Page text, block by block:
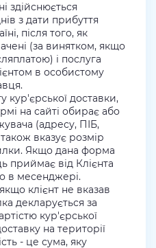
здійснюється
з дати прибуття
після того, як
(за винятком, якщо
і послуга
в особистому
кур'єрської доставки,
на сайті обирає або
(адресу, ПІБ,
вказує розмір
Якщо дана форма
приймає від Клієнта
в месенджері.
клієнт не вказав
декларується за
кур'єрської
на території
- це сума, яку